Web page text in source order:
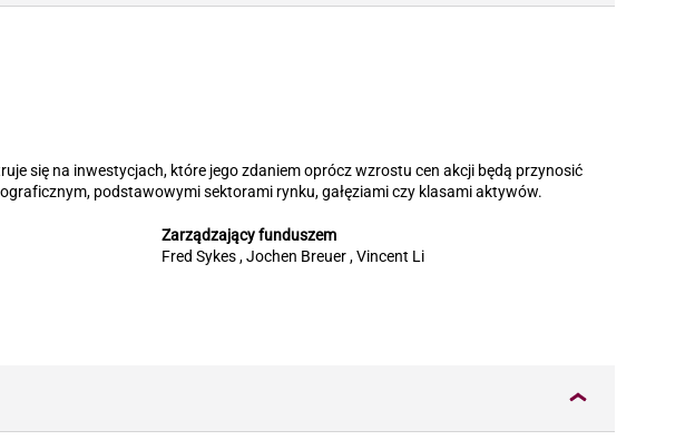
się na inwestycjach, które jego zdaniem oprócz wzrostu cen akcji będą przynosić
podstawowymi sektorami rynku, gałęziami czy klasami aktywów.
Zarządzający funduszem
Fred Sykes , Jochen Breuer , Vincent Li